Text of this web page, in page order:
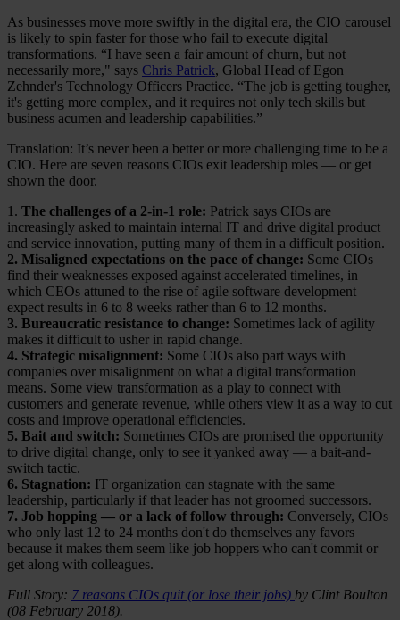
As businesses move more swiftly in the digital era, the CIO carousel
is likely to spin faster for those who fail to execute digital
transformations. “I have seen a fair amount of churn, but not
necessarily more," says Chris Patrick, Global Head of Egon
Zehnder's Technology Officers Practice. “The job is getting tougher,
it's getting more complex, and it requires not only tech skills but
business acumen and leadership capabilities.”
Translation: It’s never been a better or more challenging time to be a
CIO. Here are seven reasons CIOs exit leadership roles — or get
shown the door.
1. The challenges of a 2-in-1 role: Patrick says CIOs are
increasingly asked to maintain internal IT and drive digital product
and service innovation, putting many of them in a difficult position.
2. Misaligned expectations on the pace of change: Some CIOs
find their weaknesses exposed against accelerated timelines, in
which CEOs attuned to the rise of agile software development
expect results in 6 to 8 weeks rather than 6 to 12 months.
3. Bureaucratic resistance to change: Sometimes lack of agility
makes it difficult to usher in rapid change.
4. Strategic misalignment: Some CIOs also part ways with
companies over misalignment on what a digital transformation
means. Some view transformation as a play to connect with
customers and generate revenue, while others view it as a way to cut
costs and improve operational efficiencies.
5. Bait and switch: Sometimes CIOs are promised the opportunity
to drive digital change, only to see it yanked away — a bait-and-
switch tactic.
6. Stagnation: IT organization can stagnate with the same
leadership, particularly if that leader has not groomed successors.
7. Job hopping — or a lack of follow through: Conversely, CIOs
who only last 12 to 24 months don't do themselves any favors
because it makes them seem like job hoppers who can't commit or
get along with colleagues.
Full Story: 7 reasons CIOs quit (or lose their jobs) by Clint Boulton
(08 February 2018).